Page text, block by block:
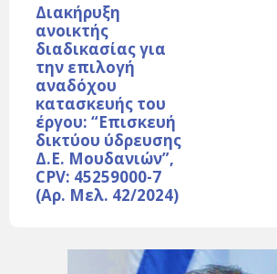
Διακήρυξη
ανοικτής
διαδικασίας για
την επιλογή
αναδόχου
κατασκευής του
έργου: “Επισκευή
δικτύου ύδρευσης
Δ.Ε. Μουδανιών”,
CPV: 45259000-7
(Αρ. Μελ. 42/2024)